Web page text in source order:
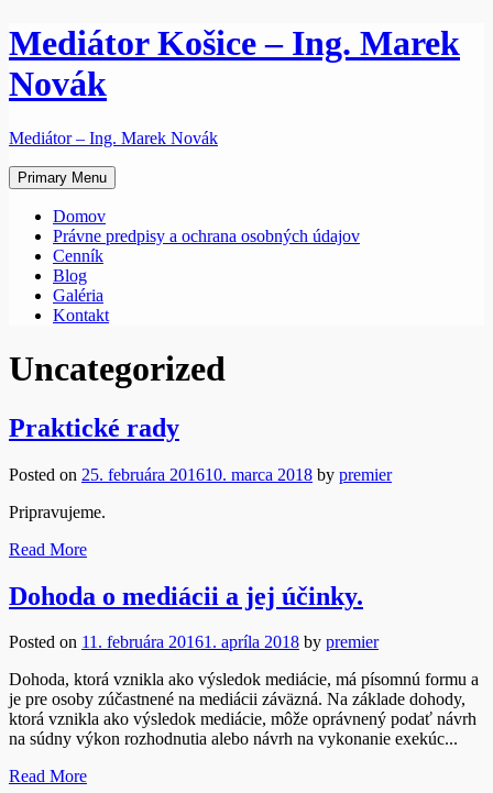
Skip
to
content
Mediátor Košice – Ing. Marek
Novák
Mediátor – Ing. Marek Novák
Primary Menu
Domov
Právne predpisy a ochrana osobných údajov
Cenník
Blog
Galéria
Kontakt
Uncategorized
Praktické rady
Posted on 25. februára 201610. marca 2018 by premier
Pripravujeme.
Read More
Dohoda o mediácii a jej účinky.
Posted on 11. februára 20161. apríla 2018 by premier
Dohoda, ktorá vznikla ako výsledok mediácie, má písomnú formu a
je pre osoby zúčastnené na mediácii záväzná. Na základe dohody,
ktorá vznikla ako výsledok mediácie, môže oprávnený podať návrh
na súdny výkon rozhodnutia alebo návrh na vykonanie exekúc...
Read More